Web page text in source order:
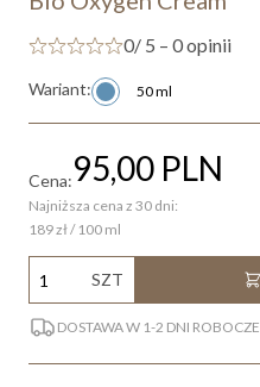
0/ 5 – 0 opinii
Wariant: 50 ml
Cena:95,00 PLN
Najniższa cena z 30 dni:
189 zł / 100 ml
SZT
DOSTAWA W 1-2 DNI ROBOCZE